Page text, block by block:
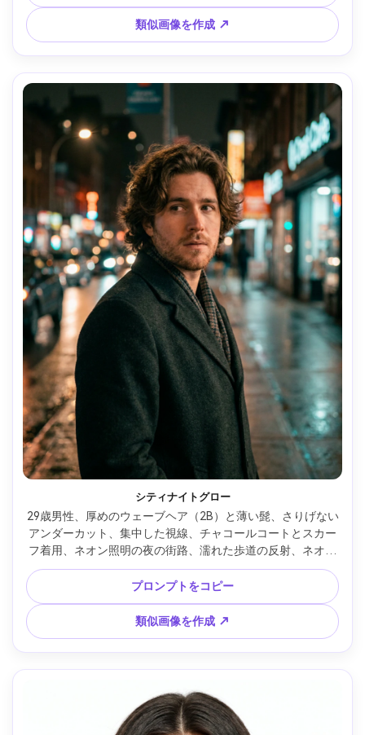
ーミング、やや低めアングル、雰囲気：自由で新鮮、リアル
な浮き毛、自然なハイライト、シャープなフォーカス、高解
像度エディトリアルルック --ar 4:5
類似画像を作成 ↗
シティナイトグロー
29歳男性、厚めのウェーブヘア（2B）と薄い髭、さりげない
アンダーカット、集中した視線、チャコールコートとスカー
フ着用、ネオン照明の夜の街路、濡れた歩道の反射、ネオン
サインと街灯のミックス照明、自然な肌を保つやわらかいフ
ィル、Fujifilm GFX 50S II・80mm f/1.7、強いボケ、胸元まで
のフレーミング、3/4プロファイル、雰囲気：モダンで映画
的、リアルな肌、管理されたノイズ、シャープな髪ディテー
ル、ティールオレンジグレード --ar 4:5
プロンプトをコピー
類似画像を作成 ↗